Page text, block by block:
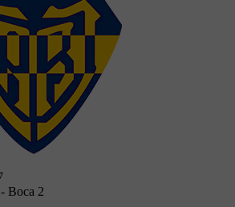
Boca 2